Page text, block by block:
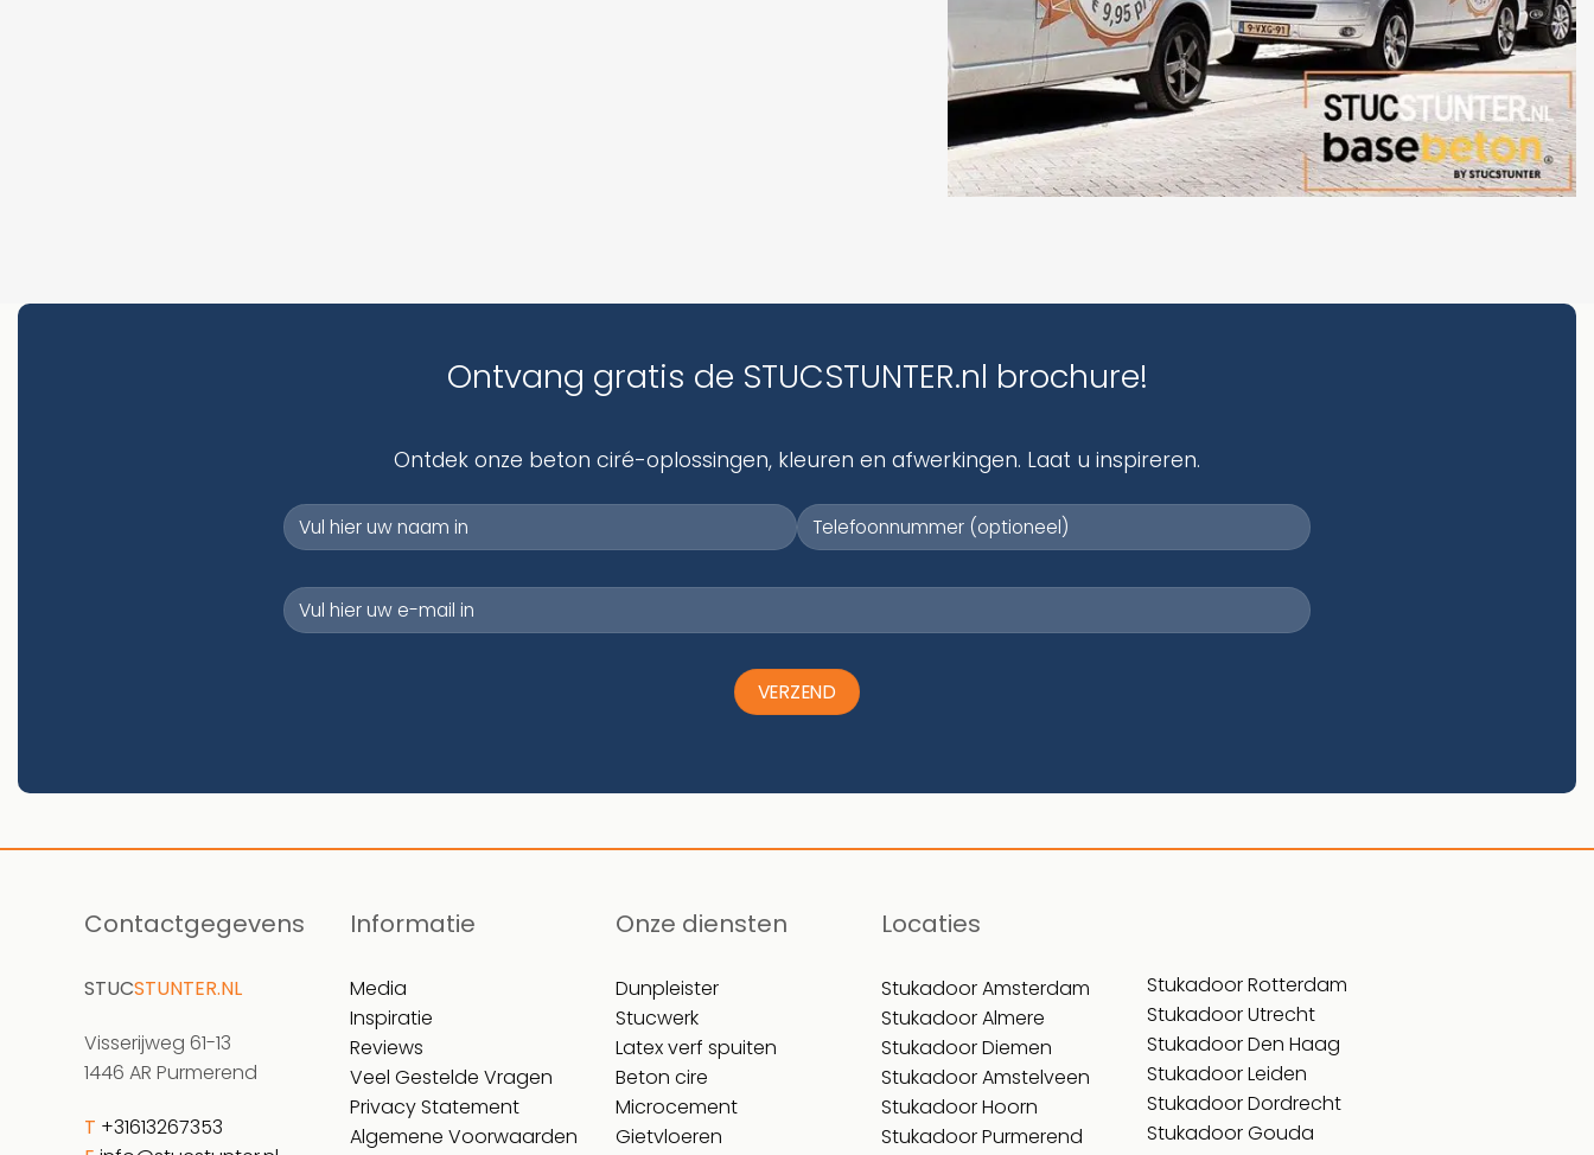
Ontvang gratis de STUCSTUNTER.nl brochure!
Ontdek onze beton ciré-oplossingen, kleuren en afwerkingen. Laat u inspireren.
Contactgegevens
STUCSTUNTER.NL
Visserijweg 61-13
1446 AR Purmerend
T +31613267353
Informatie
Media
Inspiratie
Reviews
Veel Gestelde Vragen
Privacy Statement
Algemene Voorwaarden
Onze diensten
Dunpleister
Stucwerk
Latex verf spuiten
Beton cire
Microcement
Gietvloeren
Locaties
Stukadoor Amsterdam
Stukadoor Almere
Stukadoor Diemen
Stukadoor Amstelveen
Stukadoor Hoorn
Stukadoor Purmerend
Stukadoor Rotterdam
Stukadoor Utrecht
Stukadoor Den Haag
Stukadoor Leiden
Stukadoor Dordrecht
Stukadoor Gouda